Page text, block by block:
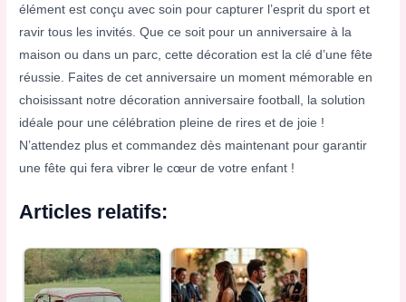
élément est conçu avec soin pour capturer l’esprit du sport et
ravir tous les invités. Que ce soit pour un anniversaire à la
maison ou dans un parc, cette décoration est la clé d’une fête
réussie. Faites de cet anniversaire un moment mémorable en
choisissant notre décoration anniversaire football, la solution
idéale pour une célébration pleine de rires et de joie !
N’attendez plus et commandez dès maintenant pour garantir
une fête qui fera vibrer le cœur de votre enfant !
Articles relatifs: